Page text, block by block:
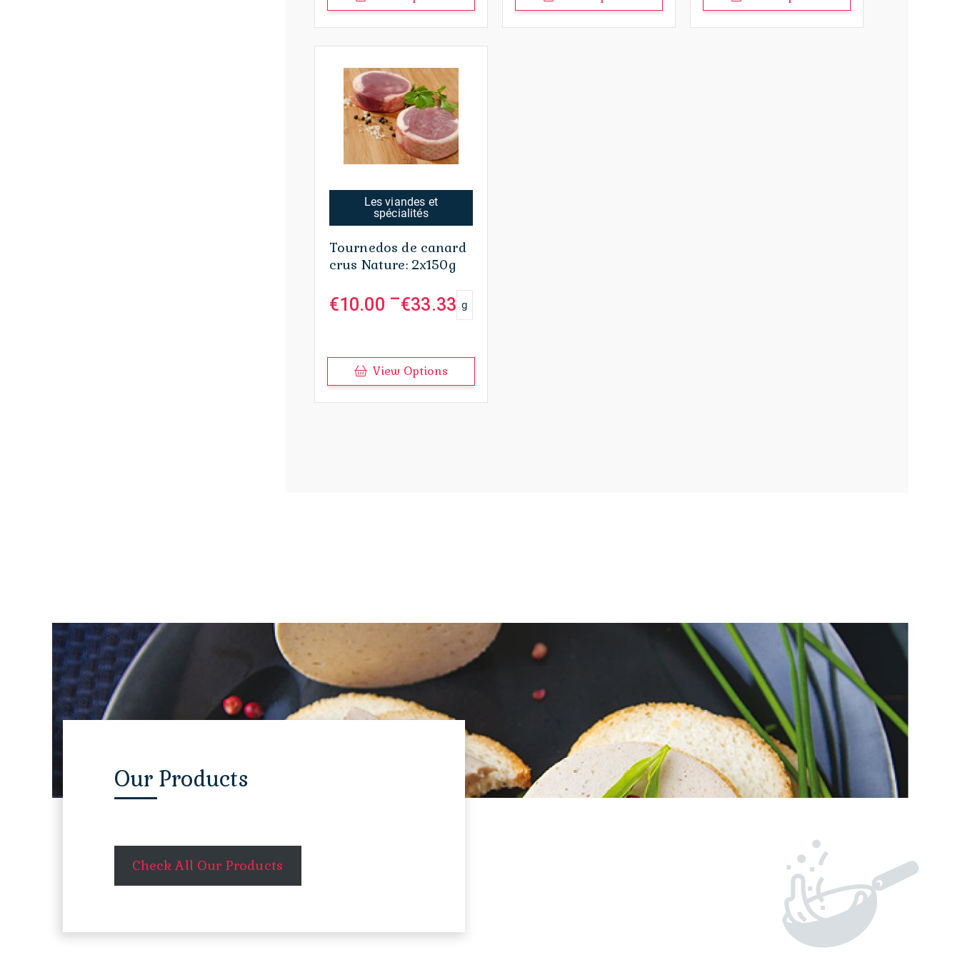
Les viandes et
spécialités
Tournedos de canard
crus Nature: 2x150g
€10.00 –€33.33
Plage
à
€33.33
g
View Options
Our Products
Check All Our Products